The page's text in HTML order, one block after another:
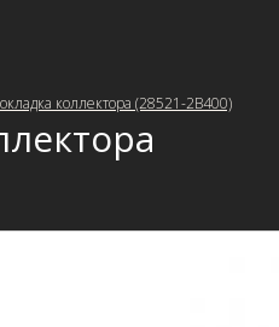
коллектора (28521-2B400)